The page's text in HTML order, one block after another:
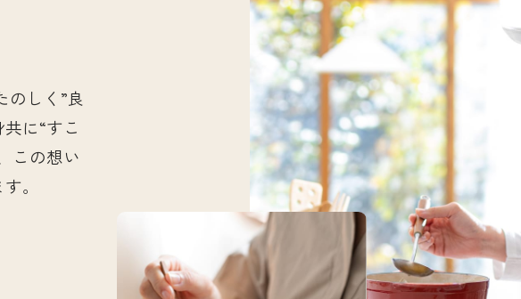
店舗一覧
のしく”良
に“すこ
この想い
。